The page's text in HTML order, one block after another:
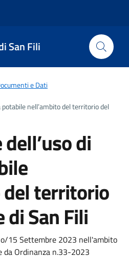
San Fili
e Dati
potabile nell’ambito del territorio del
di
del territorio
di San Fili
15 Settembre 2023 nell'ambito
da Ordinanza n.33-2023